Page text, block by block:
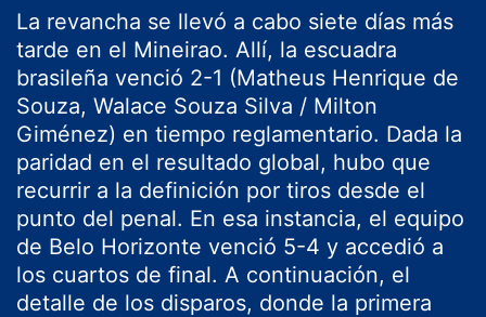
La revancha se llevó a cabo siete días más
tarde en el Mineirao. Allí, la escuadra
brasileña venció 2-1 (Matheus Henrique de
Souza, Walace Souza Silva / Milton
Giménez) en tiempo reglamentario. Dada la
paridad en el resultado global, hubo que
recurrir a la definición por tiros desde el
punto del penal. En esa instancia, el equipo
de Belo Horizonte venció 5-4 y accedió a
los cuartos de final. A continuación, el
detalle de los disparos, donde la primera